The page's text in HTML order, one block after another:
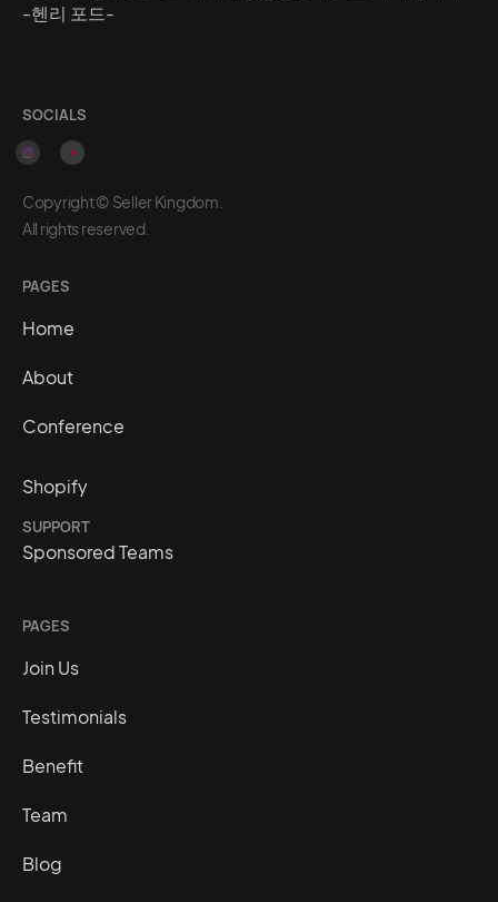
-헨리 포드-
SOCIALS
Copyright © Seller Kingdom.
All rights reserved.
PAGES
Home
About
Conference
Shopify
SUPPORT
Sponsored Teams
PAGES
Join Us
Testimonials
Benefit
Team
Blog